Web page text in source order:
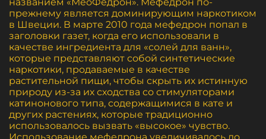
прежнему является доминирующим наркотиком
в Швеции. В марте 2010 года мефедрон попал в
заголовки газет, когда его использовали в
качестве ингредиента для «солей для ванн»,
которые представляют собой синтетические
наркотики, продаваемые в качестве
растительной пищи, чтобы скрыть их истинную
природу из-за их сходства со стимуляторами
катинонового типа, содержащимися в кате и
других растениях, которые традиционно
использовалось вызвать «высокое» чувство.